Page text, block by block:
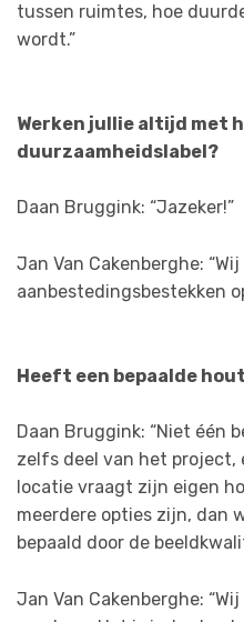
tussen ruimtes, hoe
wordt.”
Werken jullie altijd met
duurzaamheidslabel?
Daan Bruggink: “Jazeker!”
Jan Van Cakenberghe:
aanbestedingsbestekken
Heeft een bepaalde
Daan Bruggink: “Niet één
zelfs deel van het project,
locatie vraagt zijn eigen
meerdere opties zijn, dan
bepaald door de
Jan Van Cakenberghe: